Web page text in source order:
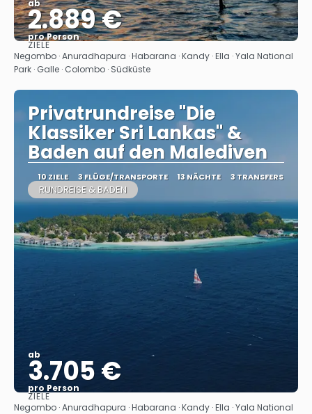
ab
2.889 €
pro Person
Sehen
ZIELE
Negombo · Anuradhapura · Habarana · Kandy · Ella · Yala National
Park · Galle · Colombo · Südküste
Privatrundreise "Die
Klassiker Sri Lankas" &
Baden auf den Malediven
10 ZIELE 3 FLÜGE/TRANSPORTE 13 NÄCHTE 3 TRANSFERS
RUNDREISE & BADEN
ab
3.705 €
pro Person
Sehen
ZIELE
Negombo · Anuradhapura · Habarana · Kandy · Ella · Yala National